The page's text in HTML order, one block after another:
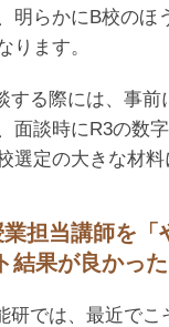
明らかにB校のほ
ります。
する際には、事
面談時にR3の数
選定の大きな材
担当講師を「
結果が良かっ
研では、最近で